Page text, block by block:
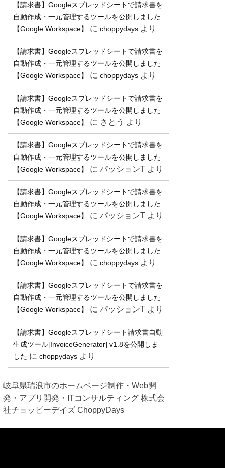
【請求書】Googleスプレッドシートで請求書を
自動作成・一元管理するツールを公開しました
【Google Workspace】
に choppydays より
【請求書】Googleスプレッドシートで請求書を
自動作成・一元管理するツールを公開しました
【Google Workspace】
に choppydays より
【請求書】Googleスプレッドシートで請求書を
自動作成・一元管理するツールを公開しました
【Google Workspace】
に さとう より
【請求書】Googleスプレッドシートで請求書を
自動作成・一元管理するツールを公開しました
【Google Workspace】
に パッションT より
【請求書】Googleスプレッドシートで請求書を
自動作成・一元管理するツールを公開しました
【Google Workspace】
に パッションT より
【請求書】Googleスプレッドシートで請求書を
自動作成・一元管理するツールを公開しました
【Google Workspace】
に choppydays より
【請求書】Googleスプレッドシートで請求書を
自動作成・一元管理するツールを公開しました
【Google Workspace】
に パッションT より
【請求書】Googleスプレッドシート請求書自動
生成ツール[InvoiceGenerator] v1.8を公開しま
した に choppydays より
岐阜県瑞浪市のホームページ制作・Web開
発・アプリ開発・ITコンサルティング 株式会
社チョッピーデイズ ChoppyDays